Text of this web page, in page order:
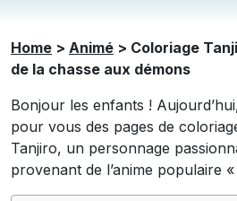
Home > Animé > Coloriage
de la chasse aux démons
Bonjour les enfants !
pour vous des pages de
Tanjiro, un personnage
provenant de l’anime populaire